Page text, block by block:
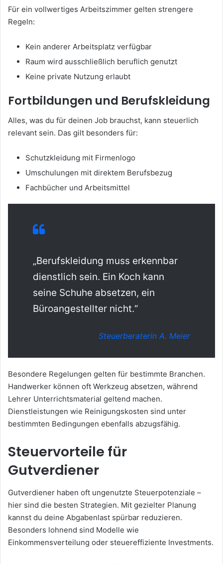
Für ein vollwertiges Arbeitszimmer gelten strengere
Regeln:
Kein anderer Arbeitsplatz verfügbar
Raum wird ausschließlich beruflich genutzt
Keine private Nutzung erlaubt
Fortbildungen und Berufskleidung
Alles, was du für deinen Job brauchst, kann steuerlich
relevant sein. Das gilt besonders für:
Schutzkleidung mit Firmenlogo
Umschulungen mit direktem Berufsbezug
Fachbücher und Arbeitsmittel
„Berufskleidung muss erkennbar
dienstlich sein. Ein Koch kann
seine Schuhe absetzen, ein
Büroangestellter nicht.“
Steuerberaterin A. Meier
Besondere Regelungen gelten für bestimmte Branchen.
Handwerker können oft Werkzeug absetzen, während
Lehrer Unterrichtsmaterial geltend machen.
Dienstleistungen wie Reinigungskosten sind unter
bestimmten Bedingungen ebenfalls abzugsfähig.
Steuervorteile für
Gutverdiener
Gutverdiener haben oft ungenutzte Steuerpotenziale –
hier sind die besten Strategien. Mit gezielter Planung
kannst du deine Abgabenlast spürbar reduzieren.
Besonders lohnend sind Modelle wie
Einkommensverteilung oder steuereffiziente Investments.